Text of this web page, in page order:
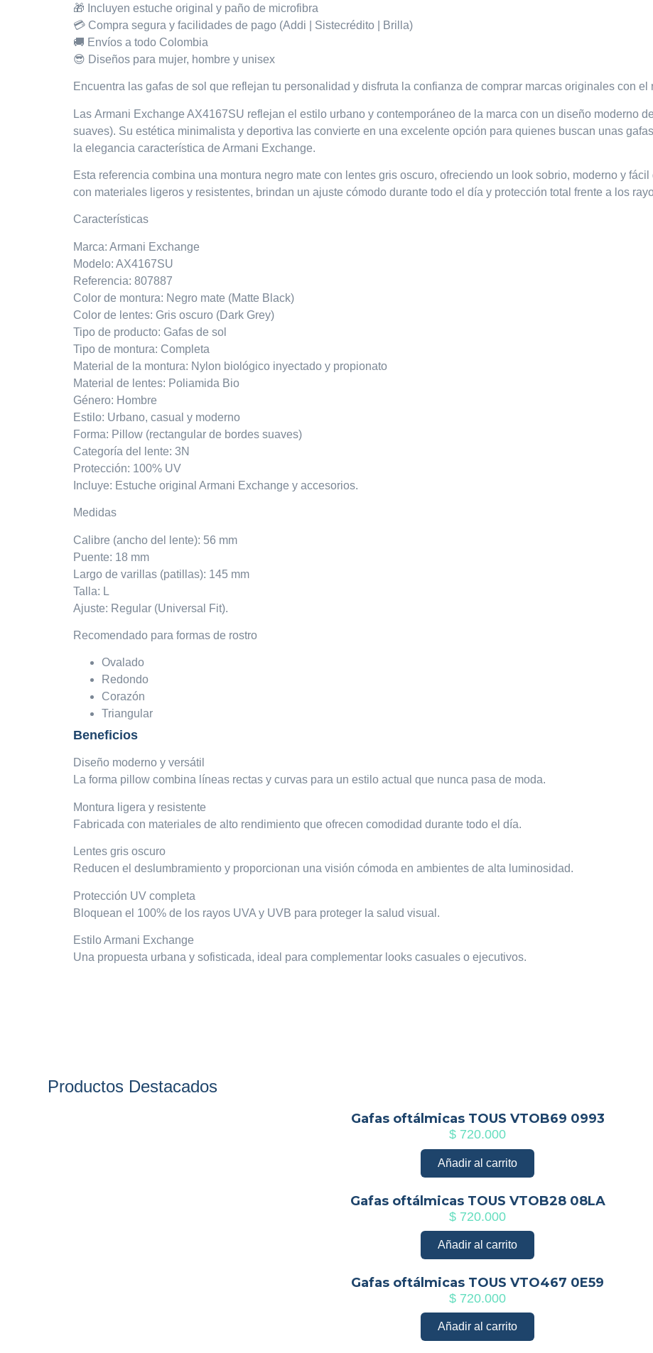
🎁 Incluyenestuche original y paño de microfibra
💳 Compra segura y facilidades de pago (Addi | Sistecrédito | Brilla)
🚚 Envíos a todo Colombia
😎 Diseños para mujer, hombre y unisex
Encuentra las gafas de sol que reflejan tu personalidad y disfruta la confianza de comprar marcas originales con
LasArmani Exchange AX4167SU reflejan el estilo urbano y contemporáneo de la marca con un diseño moderno
suaves). Su estética minimalista y deportiva las convierte en una excelente opción para quienes buscan unas
la elegancia característica de Armani Exchange.
Esta referencia combina una montura negro mate con lentes gris oscuro, ofreciendo un look sobrio, moderno y
con materiales ligeros y resistentes, brindan un ajuste cómodo durante todo el día y protección total frente a los
Características
Marca: Armani Exchange
Modelo: AX4167SU
Referencia: 807887
Color de montura: Negro mate (Matte Black)
Color de lentes: Gris oscuro (Dark Grey)
Tipo de producto: Gafas de sol
Tipo de montura: Completa
Material de la montura: Nylon biológico inyectado y propionato
Material de lentes: Poliamida Bio
Género: Hombre
Estilo: Urbano, casual y moderno
Forma: Pillow (rectangular de bordes suaves)
Categoría del lente: 3N
Protección: 100% UV
Incluye: Estuche original Armani Exchange y accesorios.
Medidas
Calibre (ancho del lente): 56 mm
Puente: 18 mm
Largo de varillas (patillas): 145 mm
Talla: L
Ajuste: Regular (Universal Fit).
Recomendado para formas de rostro
Ovalado
Redondo
Corazón
Triangular
Beneficios
Diseño moderno y versátil
La forma pillow combina líneas rectas y curvas para un estilo actual que nunca pasa de moda.
Montura ligera y resistente
Fabricada con materiales de alto rendimiento que ofrecen comodidad durante todo el día.
Lentes gris oscuro
Reducen el deslumbramiento y proporcionan una visión cómoda en ambientes de alta luminosidad.
Protección UV completa
Bloquean el 100% de los rayos UVA y UVB para proteger la salud visual.
Estilo Armani Exchange
Una propuesta urbana y sofisticada, ideal para complementar looks casuales o ejecutivos.
Productos Destacados
Gafas oftálmicas TOUS VTOB69 0993
$ 720.000
Añadir al carrito
Gafas oftálmicas TOUS VTOB28 08LA
$ 720.000
Añadir al carrito
Gafas oftálmicas TOUS VTO467 0E59
$ 720.000
Añadir al carrito